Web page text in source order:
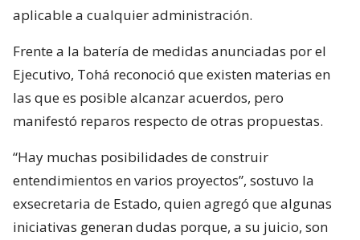
aplicable a cualquier administración.
Frente a la batería de medidas anunciadas por el
Ejecutivo, Tohá reconoció que existen materias en
las que es posible alcanzar acuerdos, pero
manifestó reparos respecto de otras propuestas.
“Hay muchas posibilidades de construir
entendimientos en varios proyectos”, sostuvo la
exsecretaria de Estado, quien agregó que algunas
iniciativas generan dudas porque, a su juicio, son